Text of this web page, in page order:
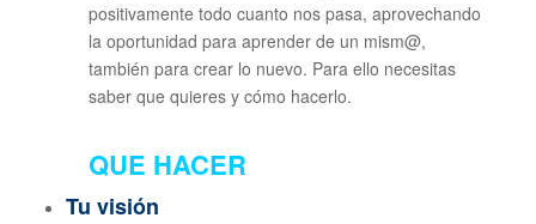
positivamente todo cuanto nos pasa, aprovechando
la oportunidad para aprender de un mism@,
también para crear lo nuevo. Para ello necesitas
saber que quieres y cómo hacerlo.
QUE HACER
Tu visión